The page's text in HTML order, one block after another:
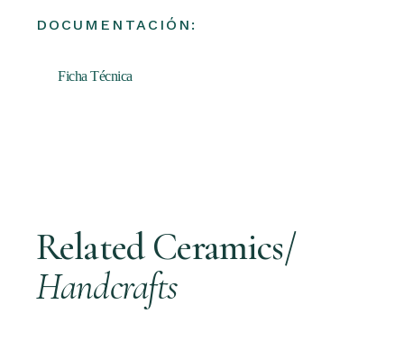
DOCUMENTACIÓN:
Ficha Técnica
Related Ceramics/
Handcrafts